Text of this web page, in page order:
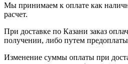
Мы принимаем к оплате как
расчет.
При доставке по Казани заказ
получении, либо путем предоплаты
Изменение суммы оплаты при